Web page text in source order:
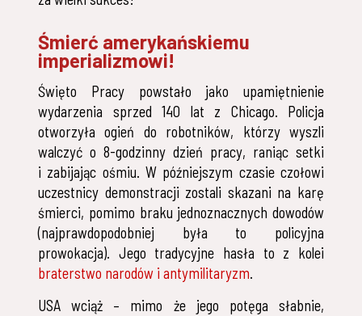
Śmierć amerykańskiemu
imperializmowi!
Święto Pracy powstało jako upamiętnienie
wydarzenia sprzed 140 lat z Chicago. Policja
otworzyła ogień do robotników, którzy wyszli
walczyć o 8-godzinny dzień pracy, raniąc setki
i zabijając ośmiu. W późniejszym czasie czołowi
uczestnicy demonstracji zostali skazani na karę
śmierci, pomimo braku jednoznacznych dowodów
(najprawdopodobniej była to policyjna
prowokacja). Jego tradycyjne hasła to z kolei
braterstwo narodów i antymilitaryzm.
USA wciąż – mimo że jego potęga słabnie,